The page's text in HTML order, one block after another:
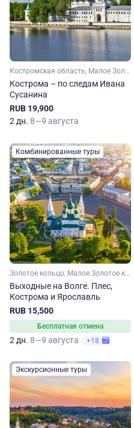
Костромская область, Малое Золотое кольцо, Золотое кольцо
Кострома – по следам Ивана
Сусанина
RUB 19,900
2 дн. 8—9 августа
Комбинированные туры
Золотое кольцо, Малое Золотое кольцо, Ивановская область, Костромская область, Ярославская область
Выходные на Волге. Плес,
Кострома и Ярославль
RUB 15,500
Бесплатная отмена
2 дн. 8—9 августа +18
Экскурсионные туры